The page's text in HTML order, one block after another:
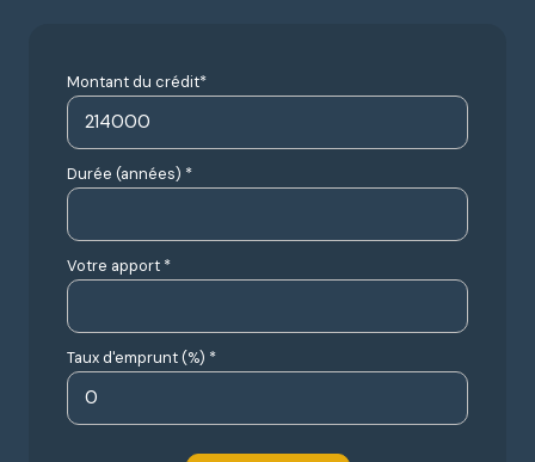
Montant du crédit*
Durée (années) *
Votre apport *
Taux d'emprunt (%) *